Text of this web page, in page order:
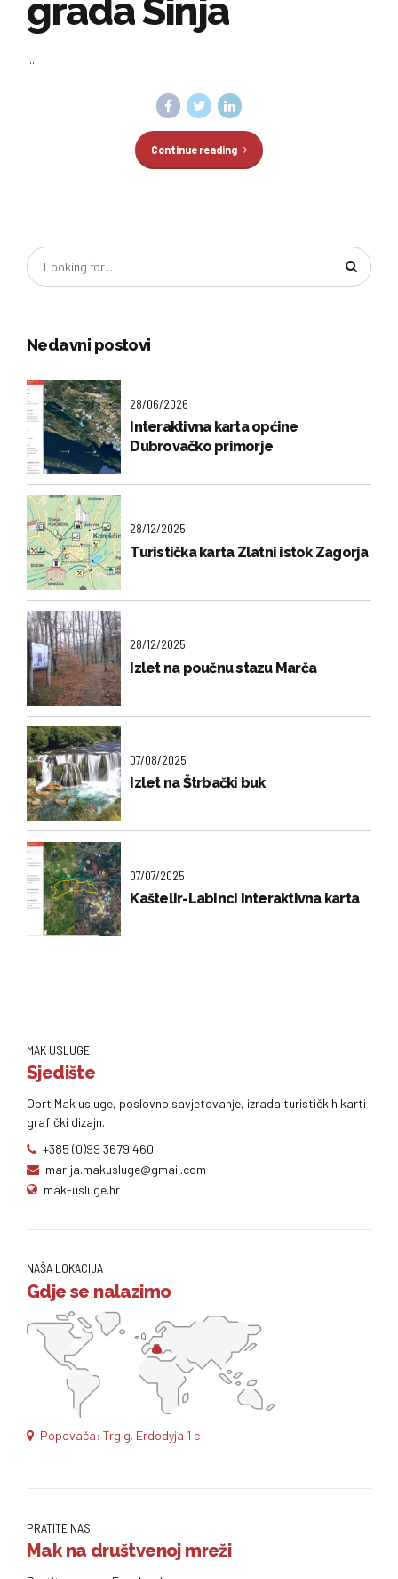
grada Sinja
...
Continue reading
Nedavni postovi
28/06/2026
Interaktivna karta općine
Dubrovačko primorje
28/12/2025
Turistička karta Zlatni istok Zagorja
28/12/2025
Izlet na poučnu stazu Marča
07/08/2025
Izlet na Štrbački buk
07/07/2025
Kaštelir-Labinci interaktivna karta
MAK USLUGE
Sjedište
Obrt Mak usluge, poslovno savjetovanje, izrada turističkih karti i
grafički dizajn.
+385 (0)99 3679 460
marija.makusluge@gmail.com
mak-usluge.hr
NAŠA LOKACIJA
Gdje se nalazimo
Popovača: Trg g. Erdodyja 1 c
PRATITE NAS
Mak na društvenoj mreži